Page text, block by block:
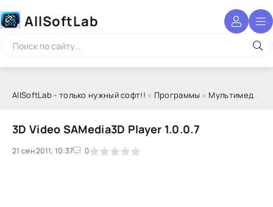
AllSoftLab
AllSoftLab - только нужный софт!! » Программы » Мультимедиа
3D Video SAMedia3D Player 1.0.0.7
21 сен 2011, 10:37 0
1 2 3 4 5